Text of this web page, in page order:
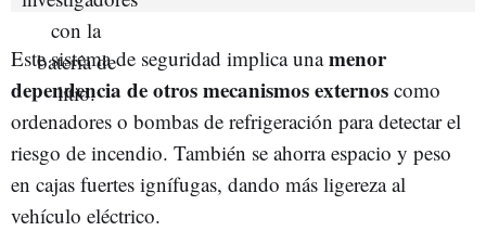
Este sistema de seguridad implica unamenor
dependencia de otros mecanismos externos como
ordenadores o bombas de refrigeración para detectar el
riesgo de incendio. También se ahorra espacio y peso
en cajas fuertes ignífugas, dando más ligereza al
vehículo eléctrico.